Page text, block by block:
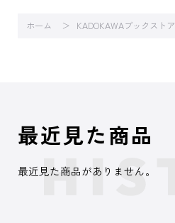
ホーム KADOKAWAブックストア
最近見た商品
最近見た商品がありません。